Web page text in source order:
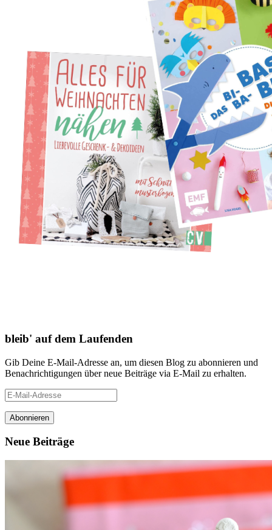
bleib' auf dem Laufenden
Gib Deine E-Mail-Adresse an, um diesen Blog zu abonnieren und
Benachrichtigungen über neue Beiträge via E-Mail zu erhalten.
E-
Mail-
Adresse
Neue Beiträge